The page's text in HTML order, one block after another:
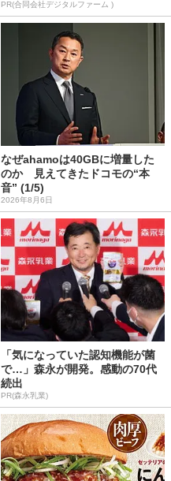
PR(合同会社デジタルファーム )
なぜahamoは40GBに増量した
のか 見えてきたドコモの“本
音” (1/5)
2026年8月6日
「気になっていた認知機能が菌
で…」森永が開発。感動の70代
続出
PR(森永乳業)